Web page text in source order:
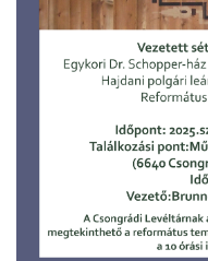
t
á
r
l
a
t
a
r